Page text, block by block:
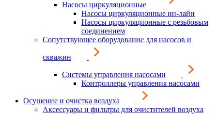
Насосы циркуляционные
Насосы циркуляционные ин-лайн
Насосы циркуляционные с резьбовым
соединением
Сопутствующее оборудование для насосов и
скважин
Системы управления насосами
Контроллеры управления насосами
Осушение и очистка воздуха
Аксессуары и фильтры для очистителей воздуха